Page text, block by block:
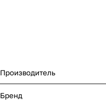
Производитель
Бренд